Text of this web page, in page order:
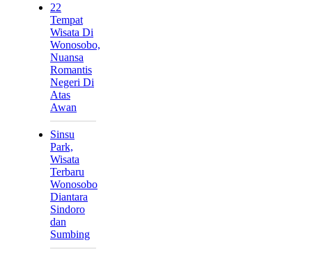
22
Tempat
Wisata Di
Wonosobo,
Nuansa
Romantis
Negeri Di
Atas
Awan
Sinsu
Park,
Wisata
Terbaru
Wonosobo
Diantara
Sindoro
dan
Sumbing